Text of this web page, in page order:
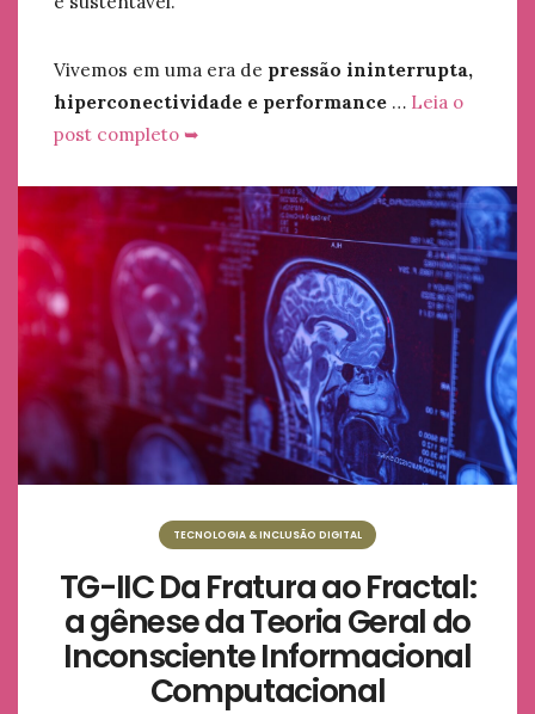
Vivemos em uma era de pressão ininterrupta,
hiperconectividade e performance … Leia o
post completo ➥
TECNOLOGIA & INCLUSÃO DIGITAL
TG-IIC Da Fratura ao Fractal:
a gênese da Teoria Geral do
Inconsciente Informacional
Computacional